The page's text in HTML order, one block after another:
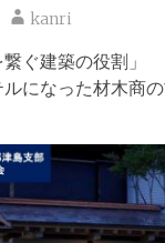
kanri
ぐ建築の役割」
ルになった材木商